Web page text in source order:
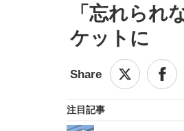
「忘れら
ケットに
注目記事